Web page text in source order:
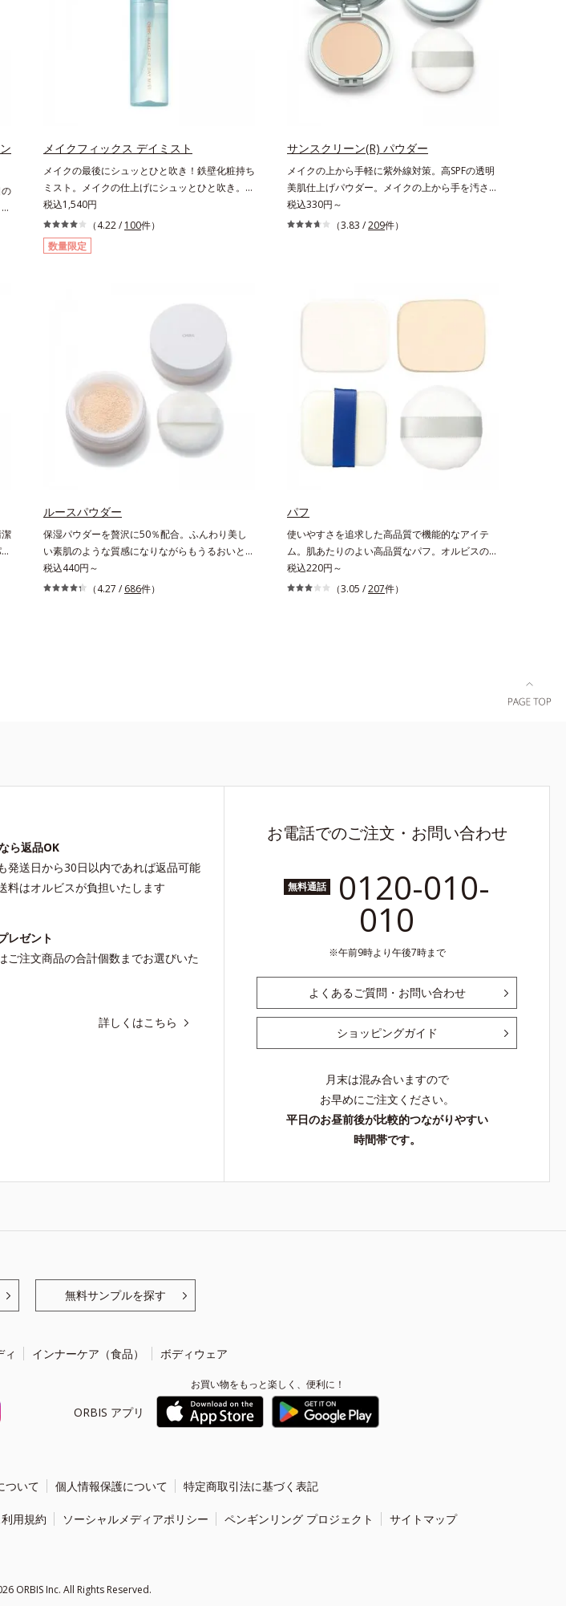
メイクフィックス デイミスト
メイクの最後にシュッとひと吹き！鉄壁化粧持ち
ミスト。メイクの仕上げにシュッとひと吹き。肌
とメイクの密着感をピタッと高め、メイクくずれ
を防ぎ、化粧持ちをアップさせるミストタイプの
化粧水です。くずれ防止成分(*1)を含む層と美容
成分(*2)を含む水層の2層タイプ。よく振って混
汗・水・皮脂をはじきながら、美容成分がうるお
いをキープ。Wの機能でメイクをくずさずガード
します。さらに保湿成分配合でうるおい感が続
き、エアコンなどによる乾燥も防ぎます。*1 ト
リメチルシロキシケイ酸、ジメチコン配合＝汗や
水、皮脂をはじき、メイクくずれを防ぐ成分*2
オリーブ葉エキス、ゴレンシ葉エキス、加水分解
ヒアルロン酸、異性化糖配合＝保湿成分【ご使用
方法】2層タイプなので、必ず容器をよく振って
からお使いください。メイクの仕上げに、顔から
ミストを塗布後、肌に触れずに乾くまでそのまま
税込1,540円
（4.22 / 100件）
数量限定
サンスクリーン(R) パウダー
メイクの上から手軽に紫外線対策。高SPFの透明
美肌仕上げパウダー。メイクの上から手を汚さず
に紫外線対策ができるUVカットパウダーで
す。“素肌のようななめらかな軽さ”と“高いUVカ
らも、素肌のような透明美肌を叶える秘密は「ス
ルをかけるようにカバー。さらに板状粉体が光を
反射して、すっぴん肌のようなナチュラルなツヤ
感を演出します。また、皮脂を吸着する「あぶら
とりパウダー(*3)」を配合し、くずれ＆テカリを
防いでサラサラ肌が長時間続きます。パウダータ
イプながら、SPF50+・PA++++。パウダーならで
はの軽いつけごこちで、日焼け止めが苦手な方に
もおすすめです。水や汗に強いスーパーウォータ
くれます。*1 シリカ、セルロース、窒化ホウ素
*2 シリカ6種類、セルロース*3 シリカ配合＝皮
脂を吸着する粉体*4 化粧持ち性能
税込330円～
（3.83 /209件）
ルースパウダー
保湿パウダーを贅沢に50％配合。ふんわり美し
い素肌のような質感になりながらもうるおいとツ
ヤを叶えるフェイスパウダー。朝の仕上がりのク
オリティが全然違う！ まるで美しい素肌のよう
税込440円～
（4.27 / 686件）
パフ
使いやすさを追求した高品質で機能的なアイテ
ム。肌あたりのよい高品質なパフ。オルビスのす
べてのリキッドファンデーションにお使いいただ
けるパフや、それぞれのファンデーションに合わ
税込220円～
（3.05 /207件）
ら返品OK
発送日から30日以内であれば返品可能
料はオルビスが負担いたします
レゼント
ご注文商品の合計個数までお選びいた
詳しくはこちら
お電話でのご注文・お問い合わせ
無料通話 0120-010-
010
午前9時より午後7時まで
よくあるご質問・お問い合わせ
ショッピングガイド
月末は混み合いますので
お早めにご注文ください。
平日のお昼前後が比較的つながりやすい
時間帯です。
無料サンプルを探す
ィ インナーケア（食品） ボディウェア
ORBIS アプリ
お買い物をもっと楽しく、便利に！
ついて 個人情報保護について 特定商取引法に基づく表記
用規約 ソーシャルメディアポリシー ペンギンリング プロジェクト サイトマップ
ORBIS Inc. All Rights Reserved.